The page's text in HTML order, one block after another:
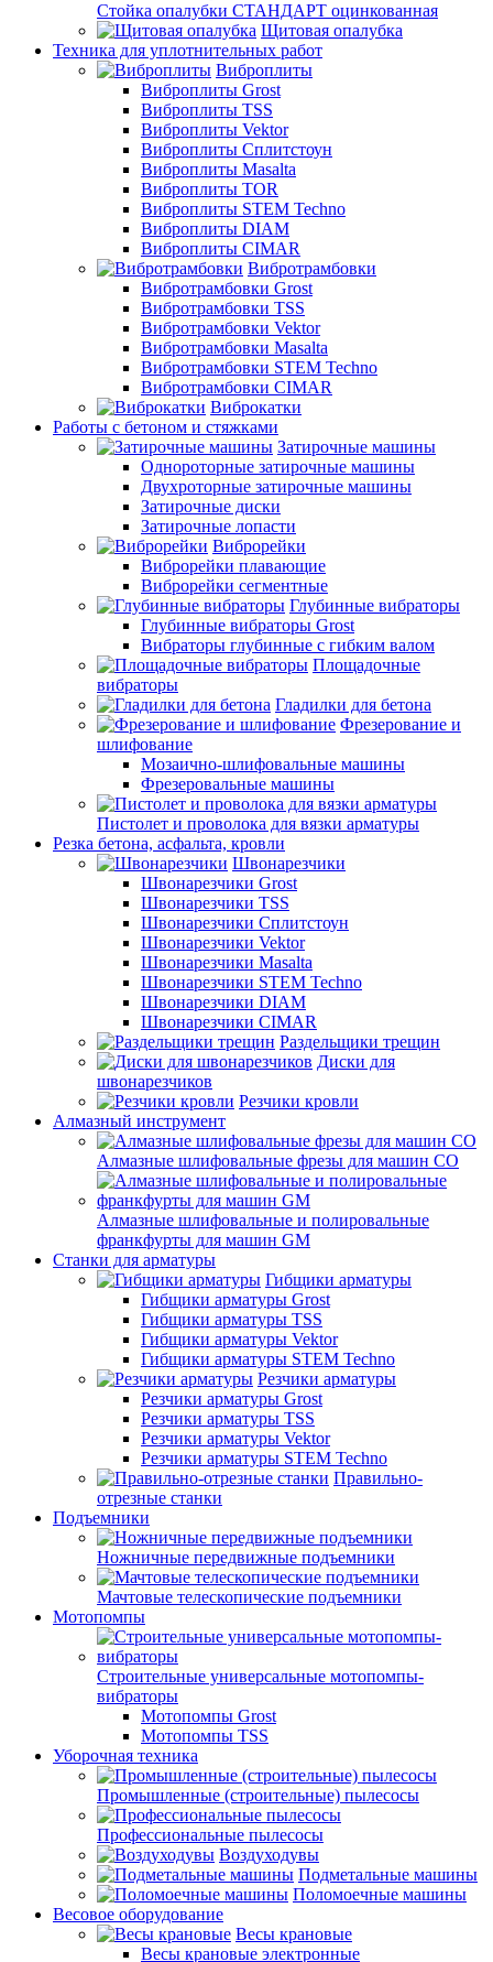
Стойка опалубки СТАНДАРТ оцинкованная
Щитовая опалубка
Техника для уплотнительных работ
Виброплиты
Виброплиты Grost
Виброплиты TSS
Виброплиты Vektor
Виброплиты Сплитстоун
Виброплиты Masalta
Виброплиты TOR
Виброплиты STEM Techno
Виброплиты DIAM
Виброплиты CIMAR
Вибротрамбовки
Вибротрамбовки Grost
Вибротрамбовки TSS
Вибротрамбовки Vektor
Вибротрамбовки Masalta
Вибротрамбовки STEM Techno
Вибротрамбовки CIMAR
Виброкатки
Работы с бетоном и стяжками
Затирочные машины
Однороторные затирочные машины
Двухроторные затирочные машины
Затирочные диски
Затирочные лопасти
Виброрейки
Виброрейки плавающие
Виброрейки сегментные
Глубинные вибраторы
Глубинные вибраторы Grost
Вибраторы глубинные с гибким валом
Площадочные
вибраторы
Гладилки для бетона
Фрезерование и
шлифование
Мозаично-шлифовальные машины
Фрезеровальные машины
Пистолет и проволока для вязки арматуры
Резка бетона, асфальта, кровли
Швонарезчики
Швонарезчики Grost
Швонарезчики TSS
Швонарезчики Сплитстоун
Швонарезчики Vektor
Швонарезчики Masalta
Швонарезчики STEM Techno
Швонарезчики DIAM
Швонарезчики CIMAR
Раздельщики трещин
Диски для
швонарезчиков
Резчики кровли
Алмазный инструмент
Алмазные шлифовальные фрезы для машин СО
Алмазные шлифовальные и полировальные
франкфурты для машин GM
Станки для арматуры
Гибщики арматуры
Гибщики арматуры Grost
Гибщики арматуры TSS
Гибщики арматуры Vektor
Гибщики арматуры STEM Techno
Резчики арматуры
Резчики арматуры Grost
Резчики арматуры TSS
Резчики арматуры Vektor
Резчики арматуры STEM Techno
Правильно-
отрезные станки
Подъемники
Ножничные передвижные подъемники
Мачтовые телескопические подъемники
Мотопомпы
Строительные универсальные мотопомпы-
вибраторы
Мотопомпы Grost
Мотопомпы TSS
Уборочная техника
Промышленные (строительные) пылесосы
Профессиональные пылесосы
Воздуходувы
Подметальные машины
Поломоечные машины
Весовое оборудование
Весы крановые
Весы крановые электронные